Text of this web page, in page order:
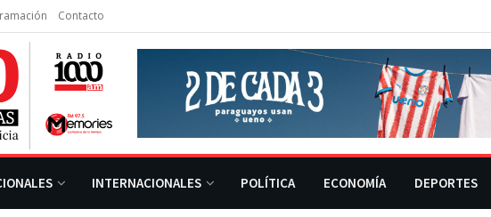
Contacto
INTERNACIONALES POLÍTICA ECONOMÍA DEPORTES